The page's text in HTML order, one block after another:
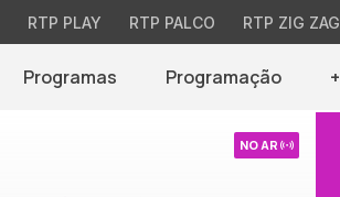
RTP PLAY RTP PALCO RTP ZIG ZAG
Programas Programação
NO AR